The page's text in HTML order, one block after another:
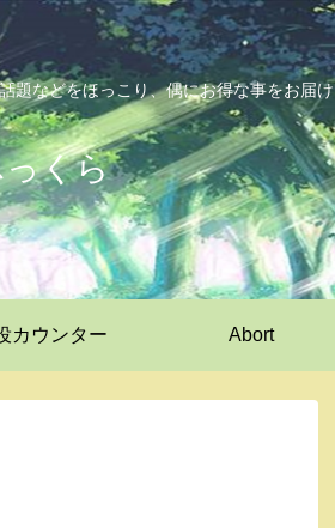
題などをほっこり、偶にお得な事をお届け
くら
カウンター Abort